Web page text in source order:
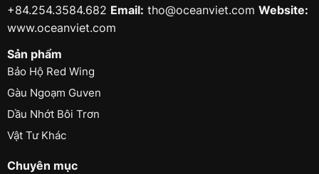
+84.254.3584.682 Email: tho@oceanviet.com Website:
www.oceanviet.com
Sản phẩm
Bảo Hộ Red Wing
Gàu Ngoạm Guven
Dầu Nhớt Bôi Trơn
Vật Tư Khác
Chuyên mục